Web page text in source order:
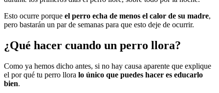
Esto ocurre porque el perro echa de menos el calor de su madre,
pero bastarán un par de semanas para que esto deje de ocurrir.
¿Qué hacer cuando un perro llora?
Como ya hemos dicho antes, si no hay causa aparente que explique
el por qué tu perro llora lo único que puedes hacer es educarlo
bien.